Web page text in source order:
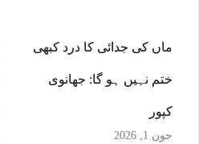
ماں کی جدائی کا درد کبھی
ختم نہیں ہو گا: جھانوی
کپور
جون 1, 2026